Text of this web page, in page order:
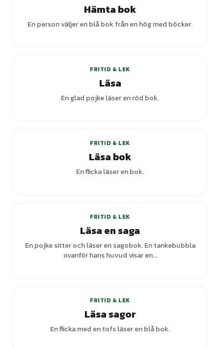
Hämta bok
En person väljer en blå bok från en hög med böcker.
FRITID & LEK
Läsa
En glad pojke läser en röd bok.
FRITID & LEK
Läsa bok
En flicka läser en bok.
FRITID & LEK
Läsa en saga
En pojke sitter och läser en sagobok. En tankebubbla
ovanför hans huvud visar en...
FRITID & LEK
Läsa sagor
En flicka med en tofs läser en blå bok.